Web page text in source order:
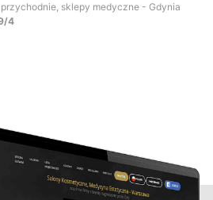
sklepy medyczne - Gdynia
4